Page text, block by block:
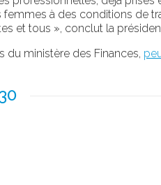
à des conditions de
et tous », conclut la
du ministère des Finances,
30